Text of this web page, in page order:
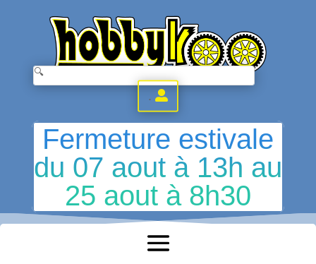
.
Fermeture estivale
du 07 aout à 13h au
25 aout à 8h30